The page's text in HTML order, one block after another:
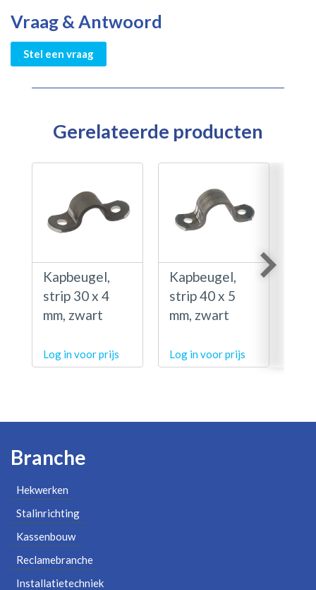
Vraag & Antwoord
Stel een vraag
Gerelateerde producten
Kapbeugel,
strip 30 x 4
mm, zwart
Log in voor prijs
Kapbeugel,
strip 40 x 5
mm, zwart
Log in voor prijs
Branche
Hekwerken
Stalinrichting
Kassenbouw
Reclamebranche
Installatietechniek